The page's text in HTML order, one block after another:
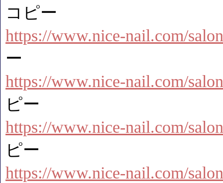
コピー
https://www.nice-nail.com/
ー
https://www.nice-nail.com/
ピー
https://www.nice-nail.com/
ピー
https://www.nice-nail.com/